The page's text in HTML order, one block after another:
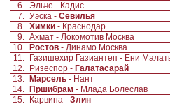
6. Эльче - Кадис
7. Уэска - Севилья
8. Химки - Краснодар
9. Ахмат - Локомотив Москва
10.
Ростов - Динамо Москва
11.
Газишехир Газиантеп - Ени
12.
Ризеспор - Галатасарай
13.
Марсель - Нант
14.
Пршибрам - Млада Болеслав
15.
Карвина - Злин